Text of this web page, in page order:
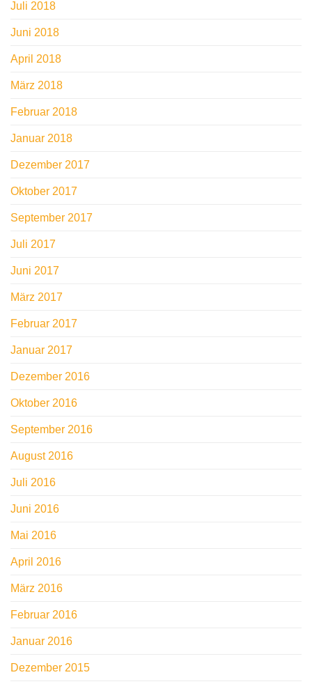
Juli 2018
Juni 2018
April 2018
März 2018
Februar 2018
Januar 2018
Dezember 2017
Oktober 2017
September 2017
Juli 2017
Juni 2017
März 2017
Februar 2017
Januar 2017
Dezember 2016
Oktober 2016
September 2016
August 2016
Juli 2016
Juni 2016
Mai 2016
April 2016
März 2016
Februar 2016
Januar 2016
Dezember 2015